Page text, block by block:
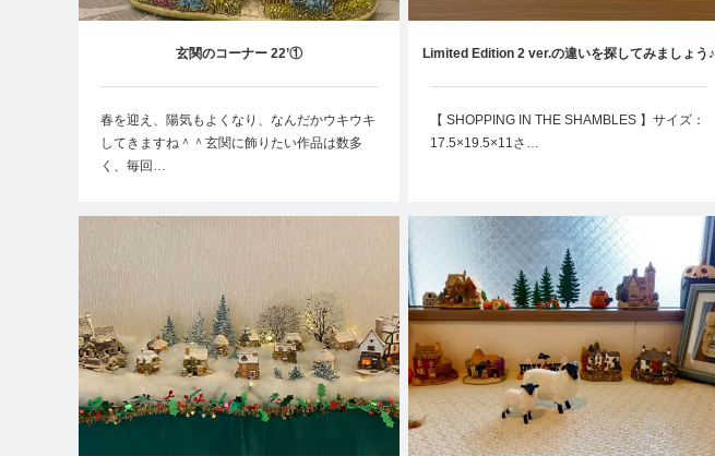
玄関のコーナー 22’①
春を迎え、陽気もよくなり、なんだかウキウキ
してきますね＾＾玄関に飾りたい作品は数多
く、毎回…
Limited Edition 2 ver.の違いを探してみましょう♪
【 SHOPPING IN THE SHAMBLES 】サイズ：
17.5×19.5×11さ…